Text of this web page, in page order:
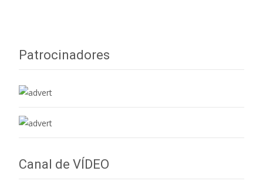
o
o
k
A
p ti
Patrocinadores
Canal de VÍDEO